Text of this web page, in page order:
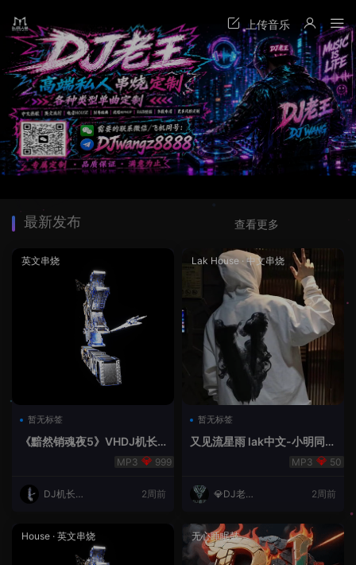
最新发布
英文串烧
暂无标签
《黯然销魂夜5》VHDJ机长
999
DJ机长云
2周前
Lak House · 中文串烧
暂无标签
又见流星雨 lak中文-小明同学
50
💎DJ老王
2周前
House · 英文串烧 无心睡眠鼓
查看更多